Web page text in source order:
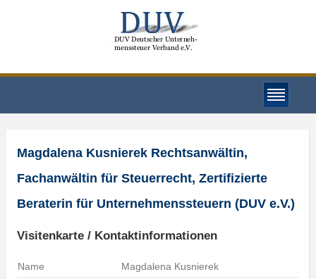
Magdalena Kusnierek Rechtsanwältin,
Fachanwältin für Steuerrecht, Zertifizierte
Beraterin für Unternehmenssteuern (DUV e.V.)
Visitenkarte / Kontaktinformationen
Name
Magdalena Kusnierek